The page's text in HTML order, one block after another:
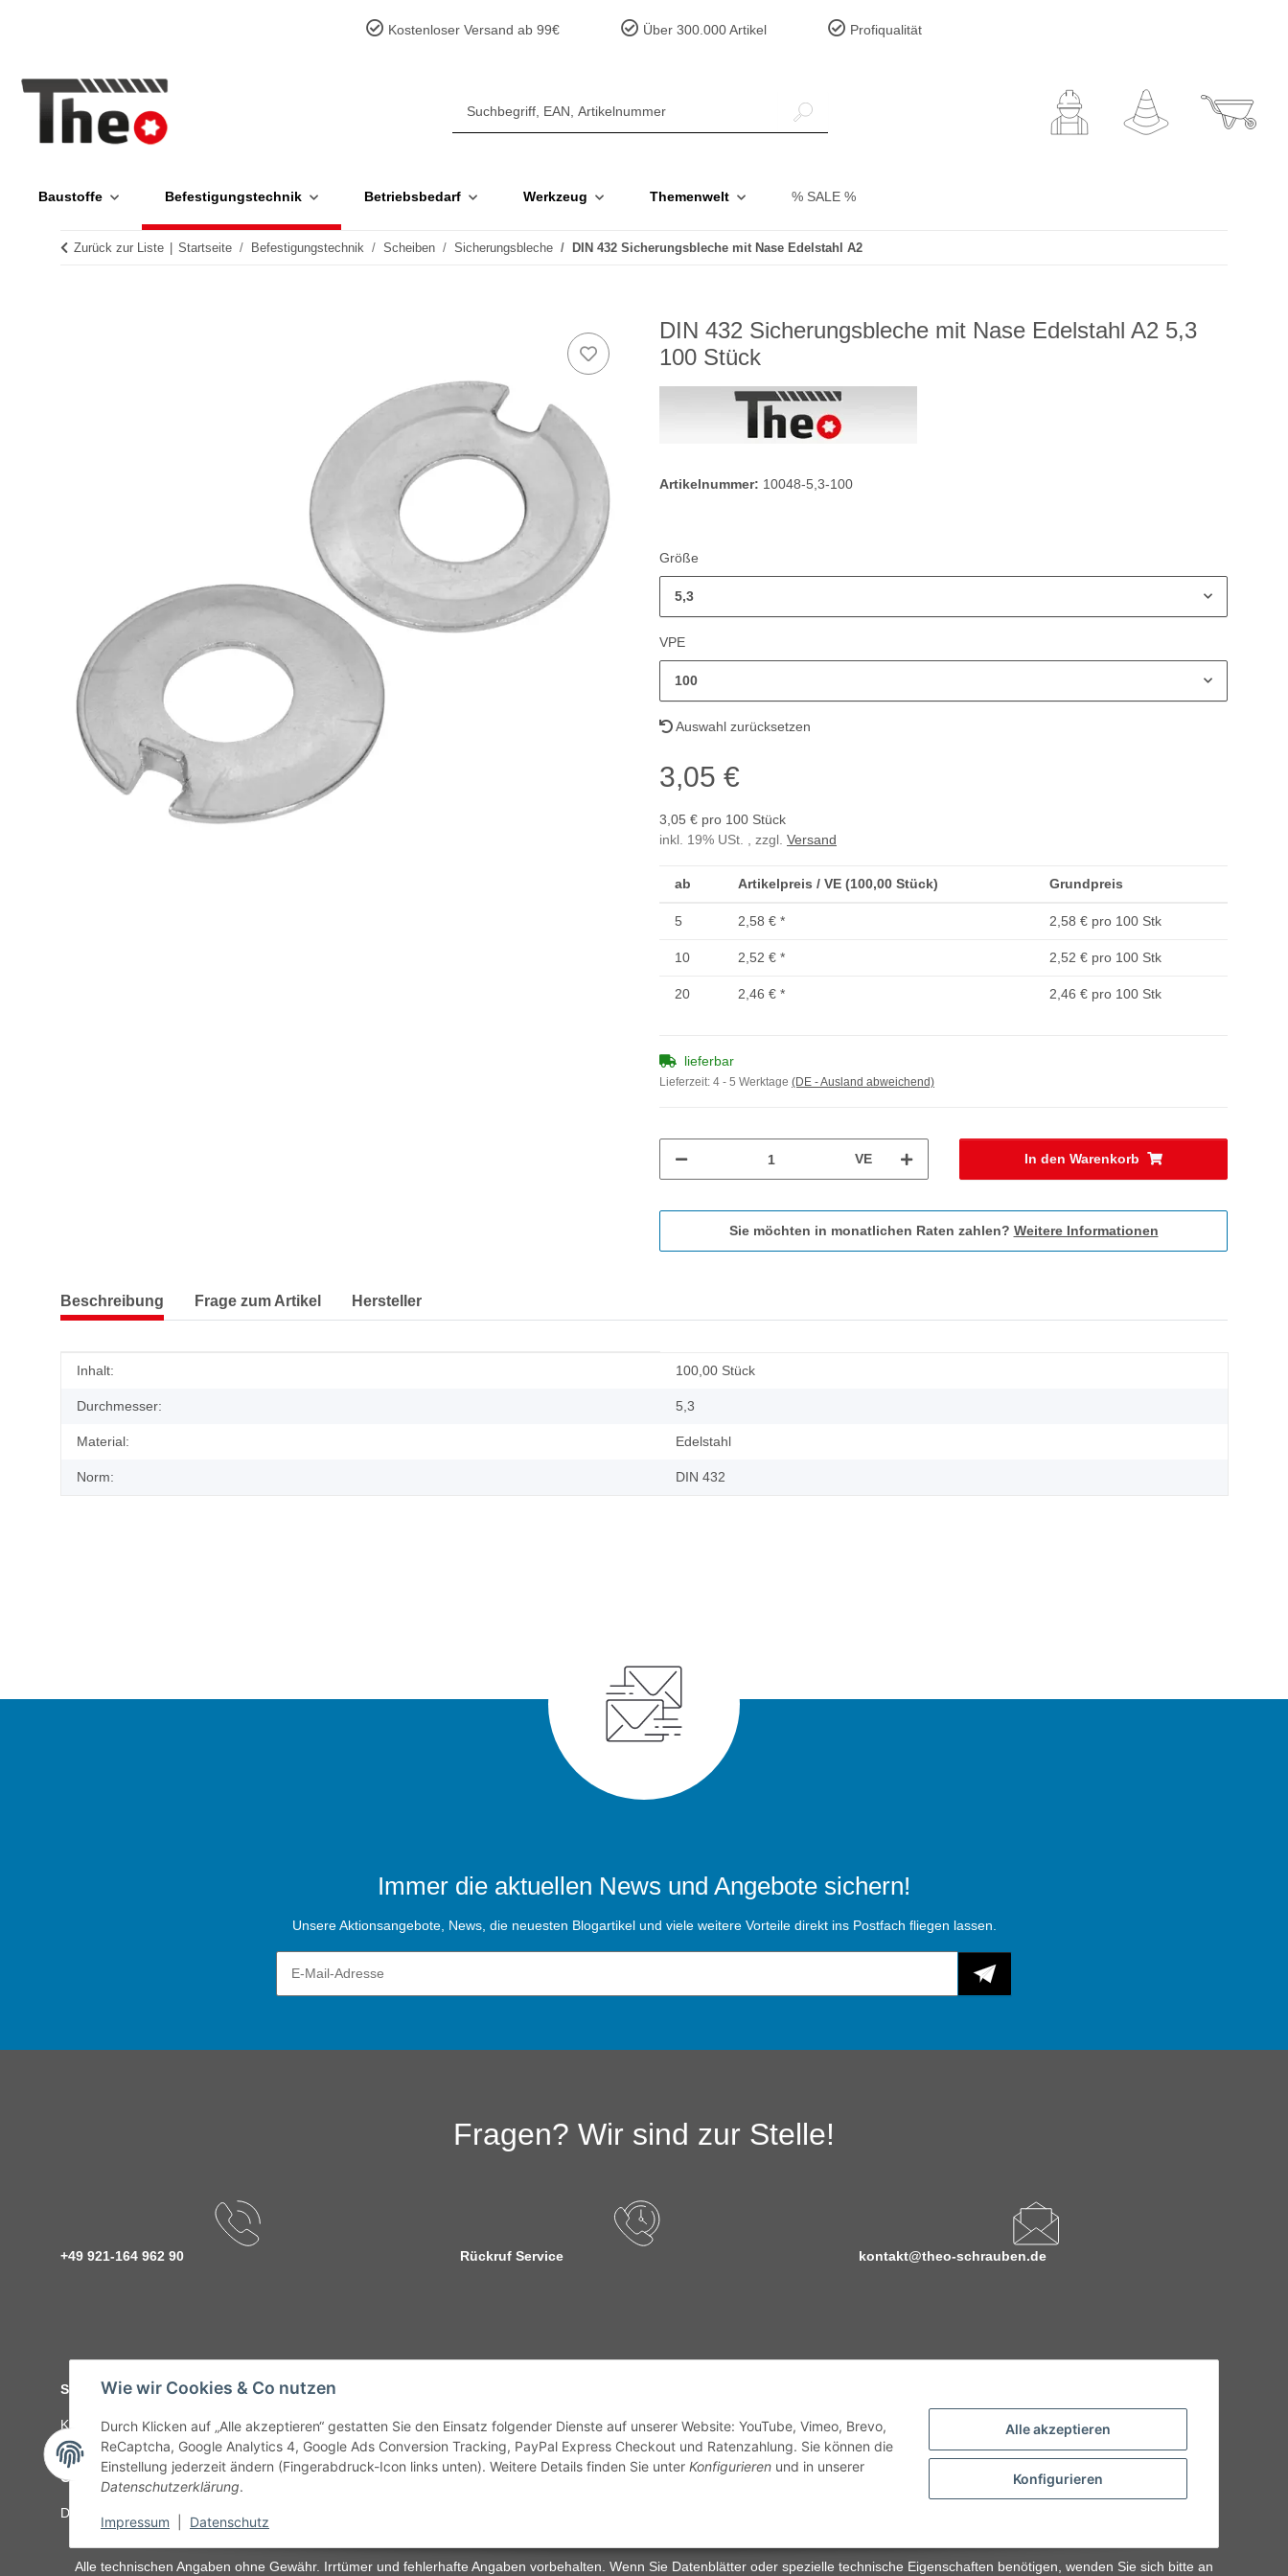
Alle akzeptieren
Konfigurieren
Wie wir Cookies & Co nutzen
Durch Klicken auf „Alle akzeptieren“ gestatten Sie den Einsatz folgender Dienste auf unserer Website: YouTube, Vimeo, Brevo,
ReCaptcha, Google Analytics 4, Google Ads Conversion Tracking, PayPal Express Checkout und Ratenzahlung. Sie können die
Einstellung jederzeit ändern (Fingerabdruck-Icon links unten). Weitere Details finden Sie unter Konfigurieren und in unserer
Datenschutzerklärung.
Impressum Datenschutz
Kostenloser Versand ab 99€ Über 300.000 Artikel Profiqualität
Baustoffe Befestigungstechnik Betriebsbedarf Werkzeug Themenwelt % SALE %
Zurück zur Liste Startseite Befestigungstechnik Scheiben Sicherungsbleche DIN 432 Sicherungsbleche mit Nase Edelstahl A2
DIN 432 Sicherungsbleche mit Nase Edelstahl A2 5,3
100 Stück
Artikelnummer: 10048-5,3-100
Größe
5,3
VPE
100
Auswahl zurücksetzen
3,05 €
3,05 € pro 100 Stück
inkl. 19% USt. , zzgl. Versand
ab Artikelpreis / VE (100,00 Stück) Grundpreis
5 2,58 € * 2,58 € pro 100 Stk
10 2,52 € * 2,52 € pro 100 Stk
20 2,46 € * 2,46 € pro 100 Stk
lieferbar
Lieferzeit: 4 - 5 Werktage (DE - Ausland abweichend)
VE In den Warenkorb
Sie möchten in monatlichen Raten zahlen? Weitere Informationen
Beschreibung Frage zum Artikel Hersteller
Produkteigenschaft
Wert
Inhalt: 100,00 Stück
Durchmesser: 5,3
Material: Edelstahl
Norm: DIN 432
Immer die aktuellen News und Angebote sichern!
Unsere Aktionsangebote, News, die neuesten Blogartikel und viele weitere Vorteile direkt ins Postfach fliegen lassen.
Fragen? Wir sind zur Stelle!
+49 921-164 962 90 Rückruf Service kontakt@theo-schrauben.de
Service
Kontakt C-Teile Management Sonderteile Karriere Versandinformationen
Gesetzliche Informationen
Datenschutz AGB
Alle technischen Angaben ohne Gewähr. Irrtümer und fehlerhafte Angaben vorbehalten. Wenn Sie Datenblätter oder spezielle technische Eigenschaften benötigen, wenden Sie sich bitte an